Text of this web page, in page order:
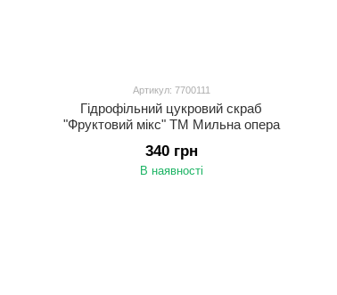
Артикул: 7700111
Гідрофільний цукровий скраб
"Фруктовий мікс" ТМ Мильна опера
340 грн
В наявності